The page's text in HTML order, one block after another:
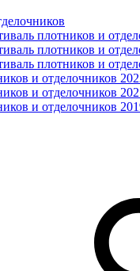
плотников и
плотников и
плотников и
и отделочников
и отделочников
и отделочников